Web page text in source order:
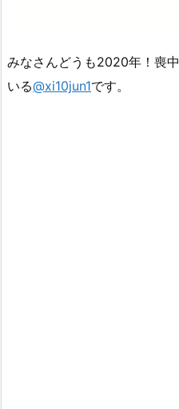
みなさんどうも2020年！喪
いる@xi10jun1です。